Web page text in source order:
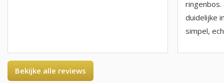
duidelijke
simpel,
Bekijke alle reviews